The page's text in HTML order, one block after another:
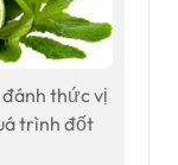
thức vị
trình đốt